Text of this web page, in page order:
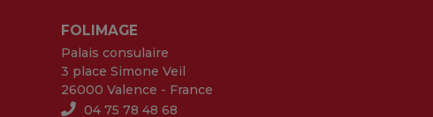
FOLIMAGE
Palais consulaire
3 place Simone Veil
26000 Valence - France
04 75 78 48 68